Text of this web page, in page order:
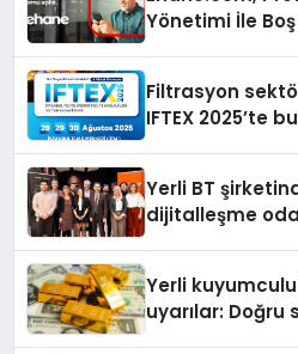
Yönetimi İle
Filtrasyon
IFTEX 2025’te
Yerli BT
dijitalleşme
Yerli
uyarılar: Doğru